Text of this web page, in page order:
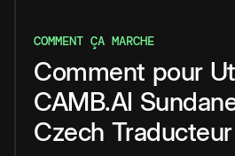
COMMENT ÇA MARCHE
Comment pour
CAMB.AI
Czech Traducteur